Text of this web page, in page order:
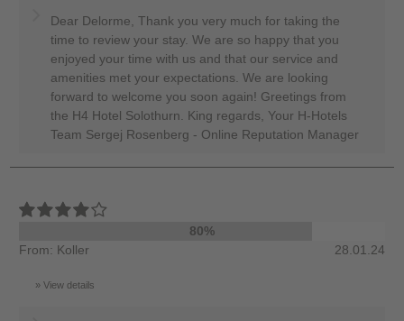
Dear Delorme, Thank you very much for taking the
time to review your stay. We are so happy that you
enjoyed your time with us and that our service and
amenities met your expectations. We are looking
forward to welcome you soon again! Greetings from
the H4 Hotel Solothurn. King regards, Your H-Hotels
Team Sergej Rosenberg - Online Reputation Manager
80%
From: Koller
28.01.24
View details